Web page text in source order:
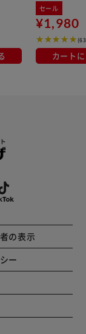
セール
¥1,980
カート
の表示
ー